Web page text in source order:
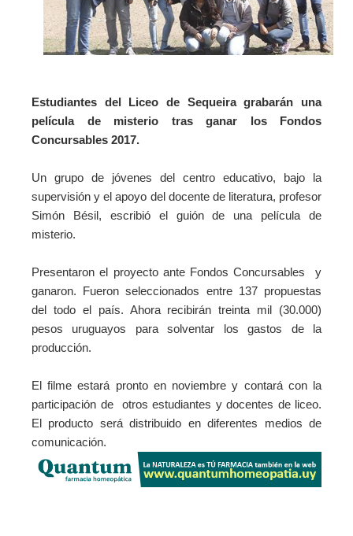
Estudiantes del Liceo de Sequeira grabarán una
película de misterio tras ganar los Fondos
Concursables 2017.
Un grupo de jóvenes del centro educativo, bajo la
supervisión y el apoyo del docente de literatura, profesor
Simón Bésil, escribió el guión de una película de
misterio.
Presentaron el proyecto ante Fondos Concursables y
ganaron. Fueron seleccionados entre 137 propuestas
del todo el país. Ahora recibirán treinta mil (30.000)
pesos uruguayos para solventar los gastos de la
producción.
El filme estará pronto en noviembre y contará con la
participación de otros estudiantes y docentes de liceo.
El producto será distribuido en diferentes medios de
comunicación.